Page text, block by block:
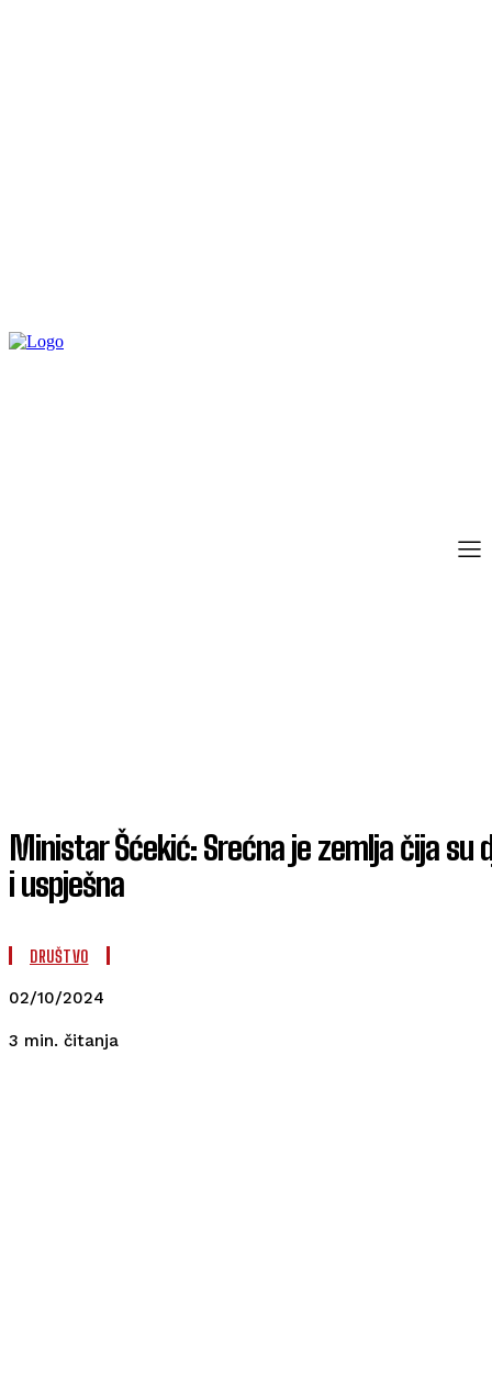
Ministar Šćekić: Srećna je zemlja čija su
i uspješna
DRUŠTVO
02/10/2024
3 min. čitanja